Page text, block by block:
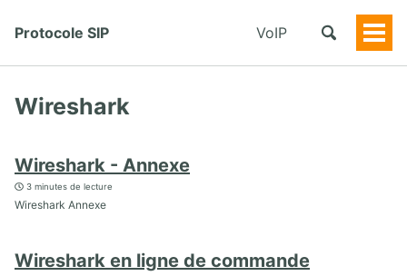
Protocole SIP VoIP
Wireshark
Wireshark - Annexe
3 minutes de lecture
Wireshark Annexe
Wireshark en ligne de commande